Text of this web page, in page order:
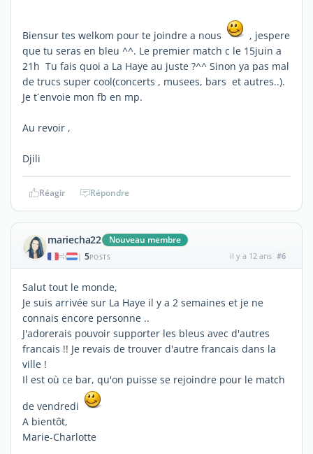
Biensur tes welkom pour te joindre a nous
, jespere
que tu seras en bleu ^^. Le premier match c le 15juin a
21h Tu fais quoi a La Haye au juste ?^^ Sinon ya pas mal
de trucs super cool(concerts , musees, bars et autres..).
Je t´envoie mon fb en mp.
Au revoir ,
Djili
Réagir Répondre
mariecha22 Nouveau membre
| 5POSTS il y a 12 ans #6
Salut tout le monde,
Je suis arrivée sur La Haye il y a 2 semaines et je ne
connais encore personne ..
J'adorerais pouvoir supporter les bleus avec d'autres
francais !! Je revais de trouver d'autre francais dans la
ville !
Il est où ce bar, qu'on puisse se rejoindre pour le match
de vendredi
A bientôt,
Marie-Charlotte